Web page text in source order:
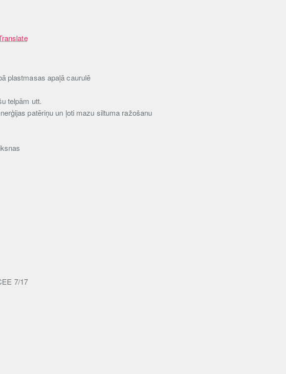
plastmasas apaļā caurulē
telpām utt.
patēriņu un ļoti mazu siltuma ražošanu
7/17